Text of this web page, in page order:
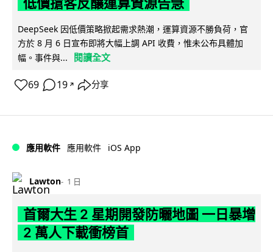
DeepSeek 因低價策略掀起需求熱潮，運算資源不勝負荷，官
方於 8 月 6 日宣布即將大幅上調 API 收費，惟未公布具體加
幅。事件與...
閱讀全文
69 19 ↗ 分享
應用軟件 應用軟件 iOS App
Lawton 1 日
首爾大生 2 星期開發防曬地圖 一日暴增
2 萬人下載衝榜首